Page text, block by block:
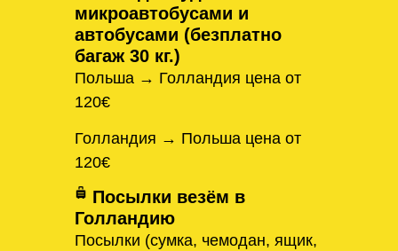
микроавтобусами и
автобусами (безплатно
багаж 30 кг.)
Польша → Голландия цена от
120€
Голландия → Польша цена от
120€
Посылки везём в
Голландию
Посылки (сумка, чемодан, ящик,